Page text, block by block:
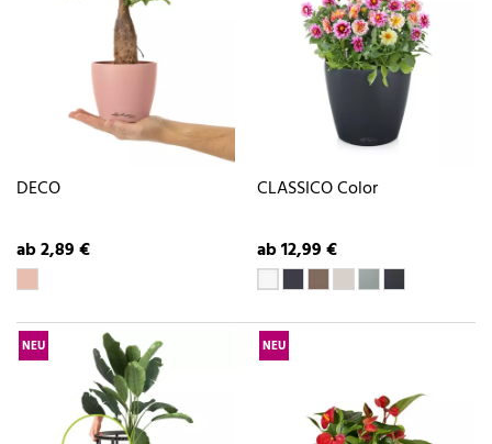
DECO
ab 2,89 €
CLASSICO Color
ab 12,99 €
NEU NEU